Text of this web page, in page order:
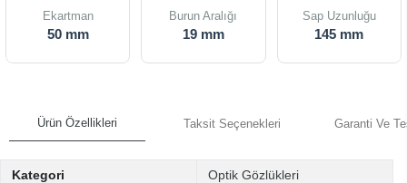
Ekartman
50 mm
Burun Aralığı
19 mm
Sap Uzunluğu
145 mm
Ürün Özellikleri Taksit Seçenekleri Garanti Ve
Kategori Optik Gözlükleri